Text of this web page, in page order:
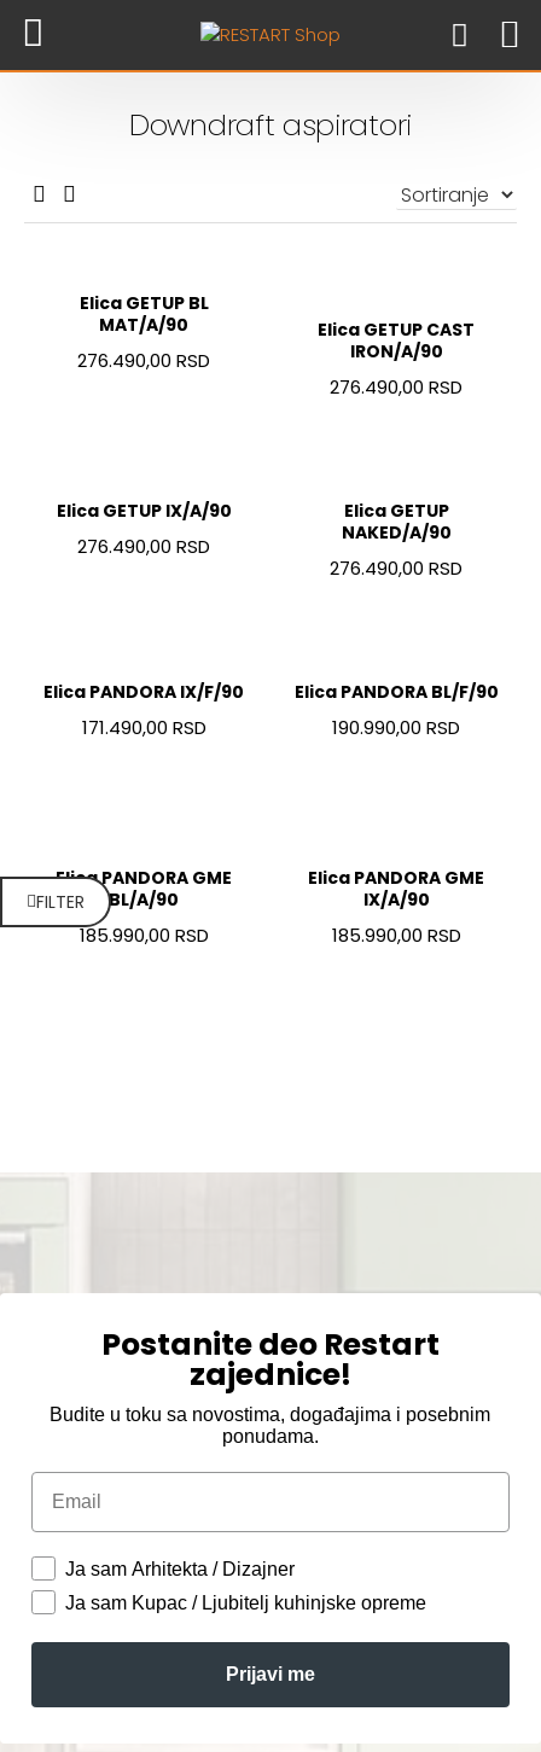
Downdraft aspiratori
Elica GETUP BL
MAT/A/90
276.490,00 RSD
Elica GETUP CAST
IRON/A/90
276.490,00 RSD
Elica GETUP IX/A/90
276.490,00 RSD
Elica GETUP
NAKED/A/90
276.490,00 RSD
Elica PANDORA IX/F/90
171.490,00 RSD
Elica PANDORA BL/F/90
190.990,00 RSD
Elica PANDORA GME
BL/A/90
185.990,00 RSD
Elica PANDORA GME
IX/A/90
185.990,00 RSD
Postanite deo Restart
zajednice!
Budite u toku sa novostima, događajima i posebnim
ponudama.
Email
Ja sam Arhitekta / Dizajner
Ja sam Kupac / Ljubitelj kuhinjske opreme
Prijavi me
FILTER